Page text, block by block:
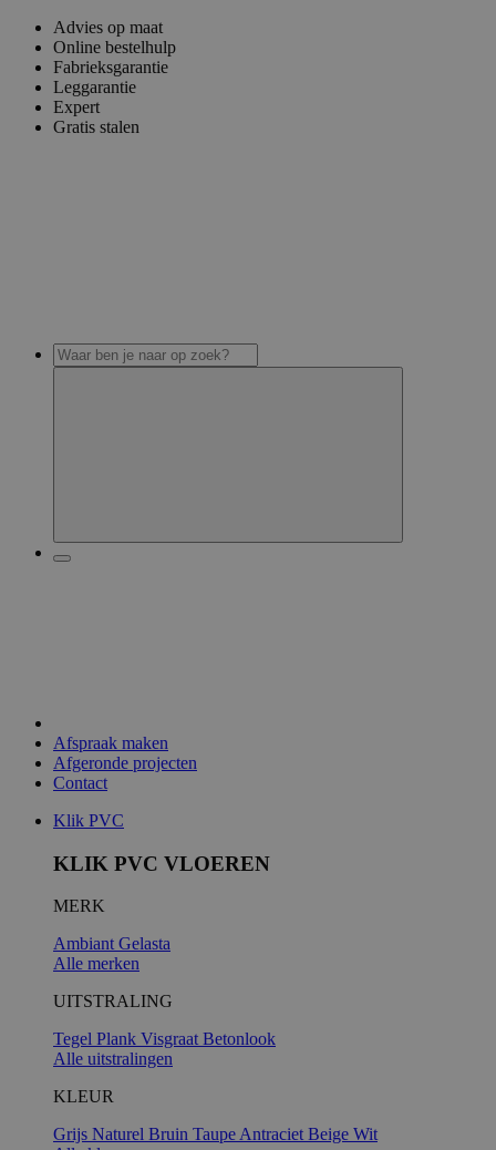
Advies op maat
Online bestelhulp
Fabrieksgarantie
Leggarantie
Expert
Gratis stalen
Afspraak maken
Afgeronde projecten
Contact
Klik PVC
KLIK PVC VLOEREN
MERK
AmbiantGelasta
Alle merken
UITSTRALING
Tegel Plank VisgraatBetonlook
Alle uitstralingen
KLEUR
Grijs Naturel Bruin TaupeAntraciet Beige Wit